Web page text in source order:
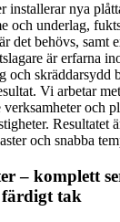
installerar nya
och underlag,
det behövs, samt
är erfarna
och skräddarsydd
Vi arbetar
och
Resultatet
och snabba
– komplett
tak